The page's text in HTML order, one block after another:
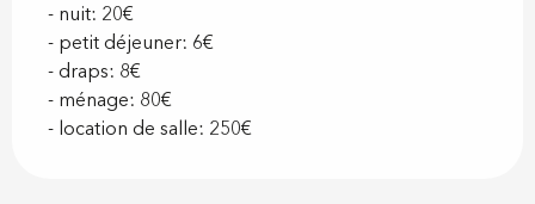
- nuit: 20€
- petit déjeuner: 6€
- draps: 8€
- ménage: 80€
- location de salle: 250€